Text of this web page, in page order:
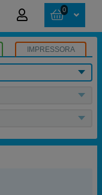
0
IMPRESSORA